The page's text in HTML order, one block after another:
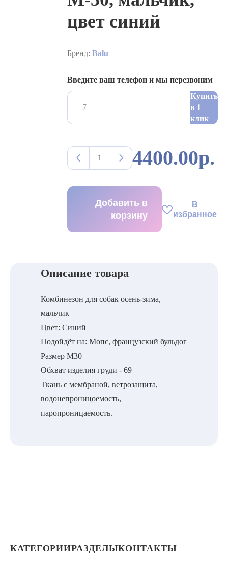
цвет синий
Бренд: Balu
Введите ваш телефон и мы перезвоним
Купить
в 1
клик
4400.00р.
Добавить в
корзину
В
избранное
Описание товара
Комбинезон для собак осень-зима,
мальчик
Цвет: Синий
Подойдёт на: Мопс, французский бульдог
Размер М30
Обхват изделия груди - 69
Ткань с мембраной, ветрозащита,
водонепроницоемость,
паропроницаемость.
КАТЕГОРИИРАЗДЕЛЫКОНТАКТЫ